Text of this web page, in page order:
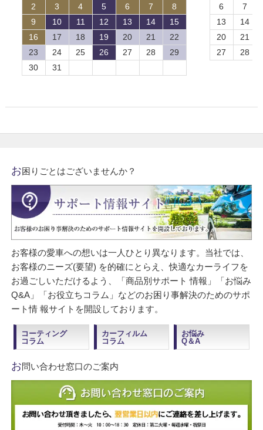
2
3 4 5 6 7
8
9
10 11 12 13 14
15
16
17 18 19 20 21
22
23
24 25 26 27 28
29
30
31
6
7
13
14
20
21
27
28
お困りごとはございませんか？
お客様の愛車への想いは一人ひとり異なります。当社では、
お客様のニーズ(要望) を的確にとらえ、快適なカーライフを
お過ごしいただけるよう、「商品別サポート 情報」「お悩み
Q&A」「お役立ちコラム」などのお困り事解決のためのサポ
ート情 報サイトを開設しております。
コーティング
コラム
カーフィルム
コラム
お悩み
Q＆A
お問い合わせ窓口のご案内